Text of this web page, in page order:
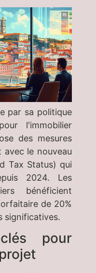
par sa politique
l'immobilier
des mesures
le nouveau
Tax Status) qui
2024. Les
bénéficient
de 20%
significatives.
pour